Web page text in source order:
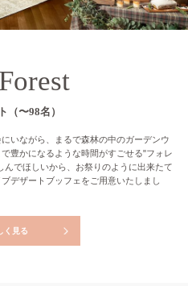
（〜98名）
いながら、まるで森林の中のガーデンウ
豊かになるような時間がすごせる"フォレ
でほしいから、お祭りのように出来たて
デザートブッフェをご用意いたしまし
く見る